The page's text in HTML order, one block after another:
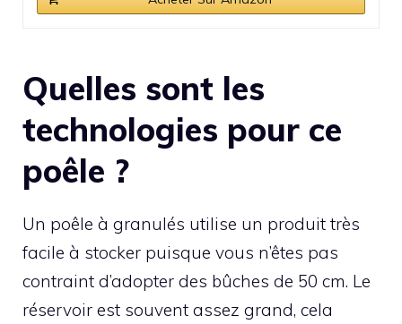
Quelles sont les
technologies pour ce
poêle ?
Un poêle à granulés utilise un produit très
facile à stocker puisque vous n’êtes pas
contraint d’adopter des bûches de 50 cm. Le
réservoir est souvent assez grand, cela